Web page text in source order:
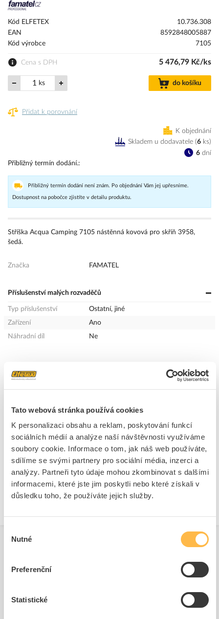
Tato webová stránka používá cookies
K personalizaci obsahu a reklam, poskytování funkcí
sociálních médií a analýze naší návštěvnosti využíváme
soubory cookie. Informace o tom, jak náš web používáte,
sdílíme se svými partnery pro sociální média, inzerci a
analýzy. Partneři tyto údaje mohou zkombinovat s dalšími
informacemi, které jste jim poskytli nebo které získali v
důsledku toho, že používáte jejich služby.
souhlasu
Nutné
Preferenční
Statistické
galerie
s
Kód ELFETEX
10.736.308
EAN
8592848005887
Kód výrobce
7105
Cena s DPH 5 476,79 Kč/ks
ks do košíku
Přidat k porovnání
K objednání
Přibližný termín dodání.
6 dní
Skladem u dodavatele (6 ks)
Přibližný termín dodání není znám. Po objednání Vám jej upřesníme.
Dostupnost na pobočce zjistíte v detailu produktu.
Stříška Acqua Camping 7105 nástěnná kovová pro skříň 3958,
šedá.
Značka FAMATEL
Příslušenství malých rozvaděčů
Typ příslušenství
Ostatní, jiné
Zařízení
Ano
Náhradní díl
Ne
GPSR Details
Odpovědnost za produkt +
Telefon: +420 737 430 924
E-mail:info@famatel.cz
www.famatel.cz
Bezpečnostní dokumenty dodavatele:
Bezpečnostní dokumenty
dodavatele
Ke stažení
Technické dokumenty Ostatní dokumenty
Související produkty